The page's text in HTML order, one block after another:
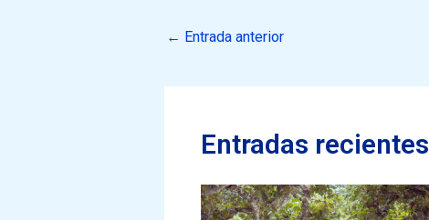
← Entrada anterior
Entradas recientes